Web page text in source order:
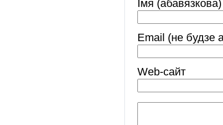
Імя (абавязкова)
Email (не будзе
Web-cайт